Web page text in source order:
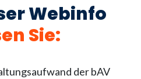
Webinfo
Sie:
der bAV